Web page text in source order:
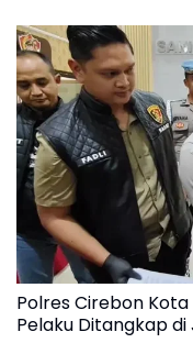
Polres Cirebon
Pelaku Ditangkap